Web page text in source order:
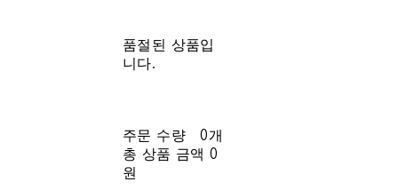
품절된 상품입
니다.
주문 수량
0개
총 상품 금액 0
원